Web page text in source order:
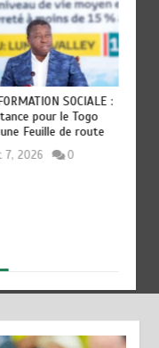
SOCIALE :
pour le Togo
Feuille de route
7, 2026 0